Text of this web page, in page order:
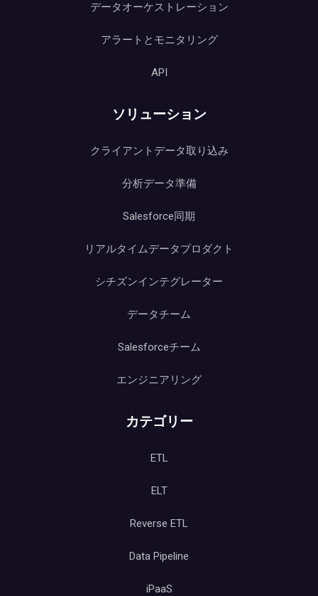
データオーケストレーション
アラートとモニタリング
API
ソリューション
クライアントデータ取り込み
分析データ準備
Salesforce同期
リアルタイムデータプロダクト
シチズンインテグレーター
データチーム
Salesforceチーム
エンジニアリング
カテゴリー
ETL
ELT
Reverse ETL
Data Pipeline
iPaaS